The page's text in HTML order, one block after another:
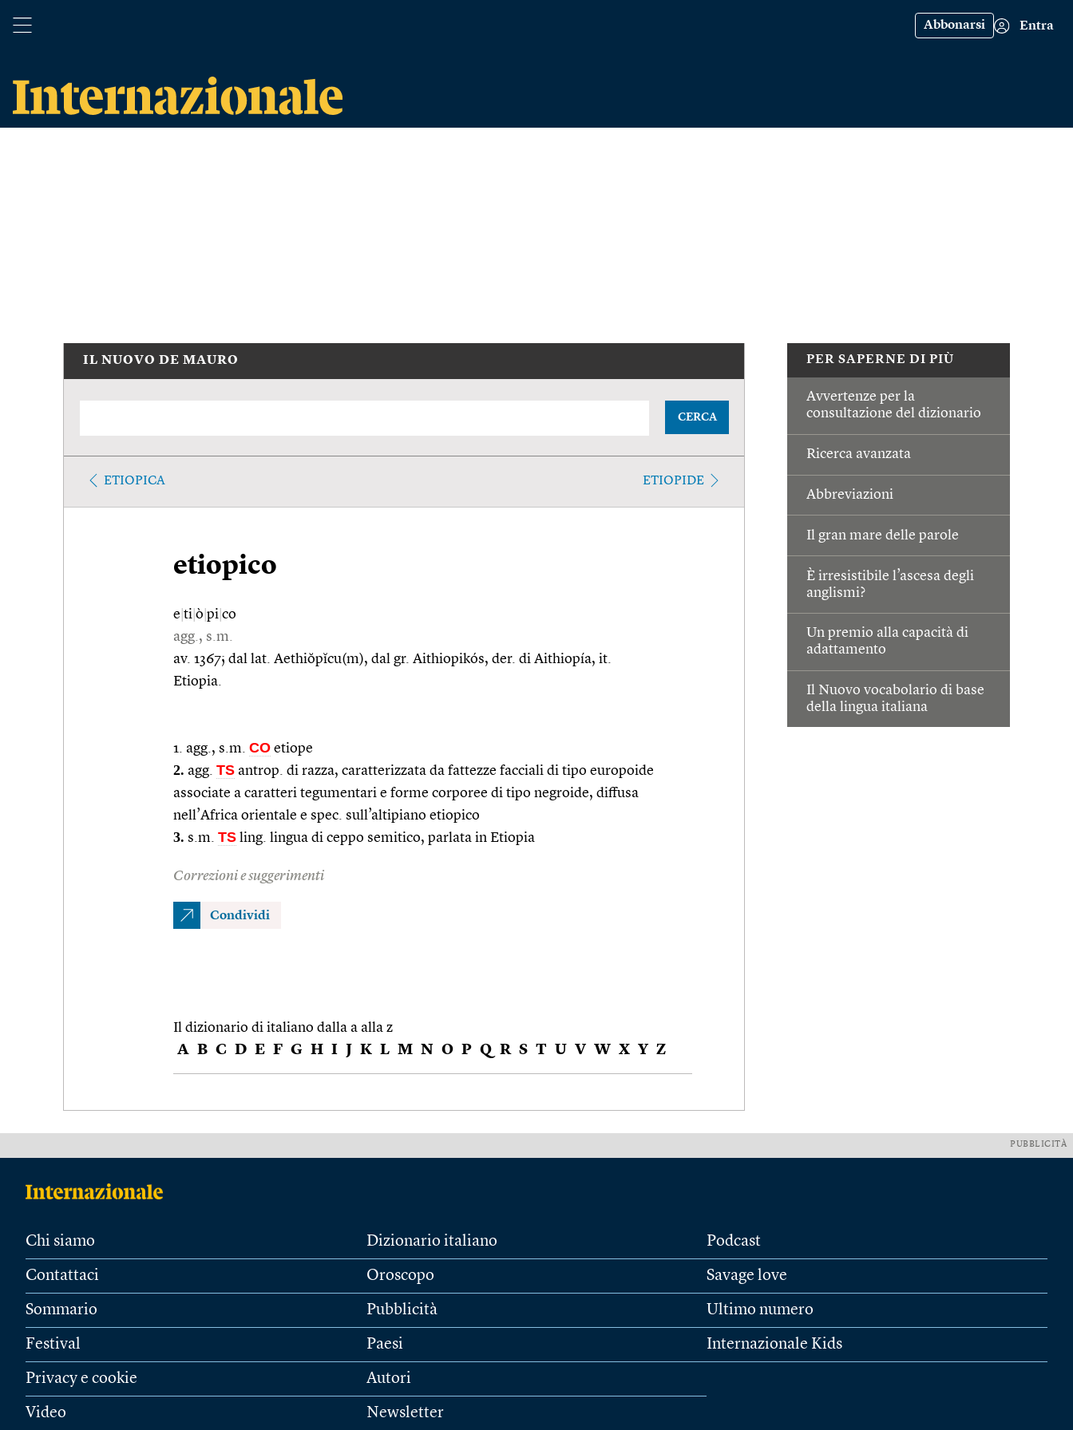
Abbonarsi Entra
PER SAPERNE DI PIÙ
Avvertenze per la
consultazione del dizionario
Ricerca avanzata
Abbreviazioni
Il gran mare delle parole
È irresistibile l’ascesa degli
anglismi?
Un premio alla capacità di
adattamento
Il Nuovo vocabolario di base
della lingua italiana
IL NUOVO DE MAURO
CERCA
ETIOPICA ETIOPIDE
etiopico
e ti ò pi co
agg., s.m.
av. 1367; dal lat. Aethiŏpĭcu(m), dal gr. Aithiopikós, der. di Aithiopía, it.
Etiopia.
1. agg., s.m. CO etiope
2. agg. TS antrop. di razza, caratterizzata da fattezze facciali di tipo europoide
associate a caratteri tegumentari e forme corporee di tipo negroide, diffusa
nell’Africa orientale e spec. sull’altipiano etiopico
3. s.m. TS ling. lingua di ceppo semitico, parlata in Etiopia
Correzioni e suggerimenti
Condividi
Il dizionario di italiano dalla a alla z
A B C D E F G H I J K L M N O P Q R S T U V W X Y Z
PUBBLICITÀ
Chi siamo
Contattaci
Sommario
Festival
Privacy e cookie
Video
Dizionario italiano
Oroscopo
Pubblicità
Paesi
Autori
Newsletter
Podcast
Savage love
Ultimo numero
Internazionale Kids